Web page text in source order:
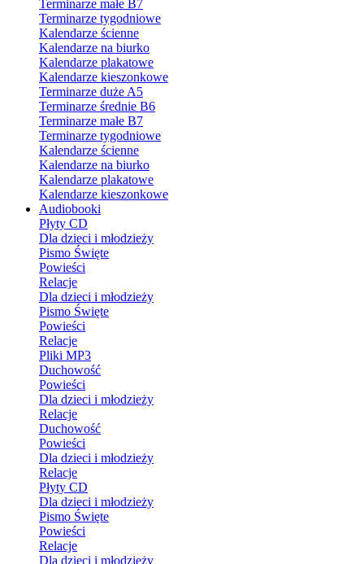
Terminarze małe B7
Terminarze tygodniowe
Kalendarze ścienne
Kalendarze na biurko
Kalendarze plakatowe
Kalendarze kieszonkowe
Terminarze duże A5
Terminarze średnie B6
Terminarze małe B7
Terminarze tygodniowe
Kalendarze ścienne
Kalendarze na biurko
Kalendarze plakatowe
Kalendarze kieszonkowe
Audiobooki
Płyty CD
Dla dzieci i młodzieży
Pismo Święte
Powieści
Relacje
Dla dzieci i młodzieży
Pismo Święte
Powieści
Relacje
Pliki MP3
Duchowość
Powieści
Dla dzieci i młodzieży
Relacje
Duchowość
Powieści
Dla dzieci i młodzieży
Relacje
Płyty CD
Dla dzieci i młodzieży
Pismo Święte
Powieści
Relacje
Dla dzieci i młodzieży